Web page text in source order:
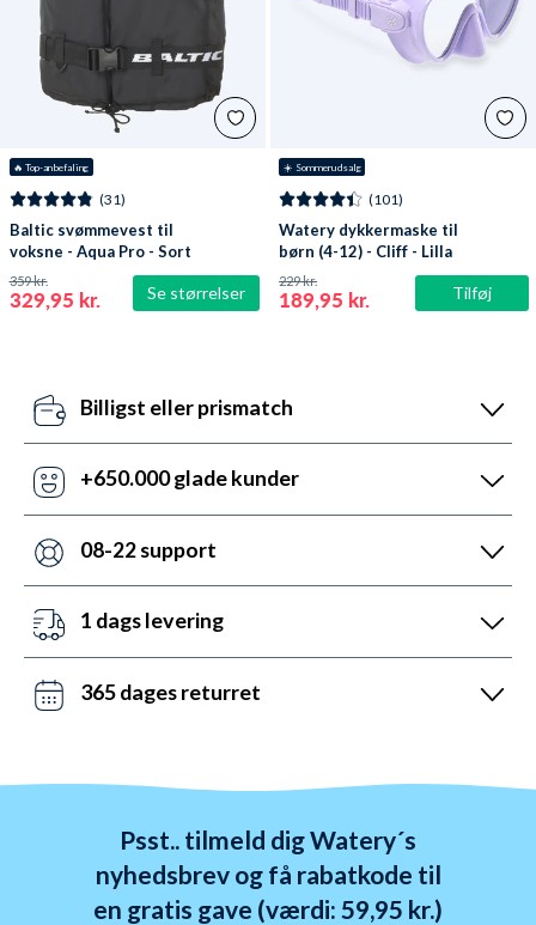
🔥 Top-anbefaling
Se størrelser
(31)
Baltic svømmevest til
voksne - Aqua Pro - Sort
329,95 kr.
359 kr.
☀️ Sommerudsalg
Tilføj
(101)
Watery dykkermaske til
børn (4-12) - Cliff - Lilla
189,95 kr.
229 kr.
Billigst eller prismatch
Vores pris-robotter opdaterer dagligt alle vores
priser ift. konkurrenterne. Misser de, så udnyt vores
+650.000 glade kunder
Med +6 år i markedet, så har vi hjulpet flere end
nogen andre med udstyr til vandsport. Heldigvis kan
08-22 support
Vi er sat i verden for at hjælpe. Derfor er vores
kundeservice åben mandag til fredag fra 08 til 22.
1 dags levering
Det kan du opnå ved bestilling før kl. 22:00 alle ugens
dage - også i weekenden. Vi sender med DAO, Bring
365 dages returret
behandles indenfor 24 timer.
Psst.. tilmeld dig Watery´s
nyhedsbrev og få rabatkode til
en gratis gave (værdi: 59,95 kr.)